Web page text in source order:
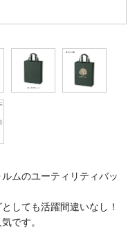
ムのユーティリティバッ
しても活躍間違いなし！
です。